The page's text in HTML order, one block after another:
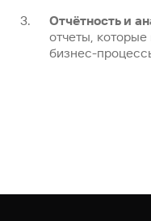
Отчётность и
отчеты,
бизнес-